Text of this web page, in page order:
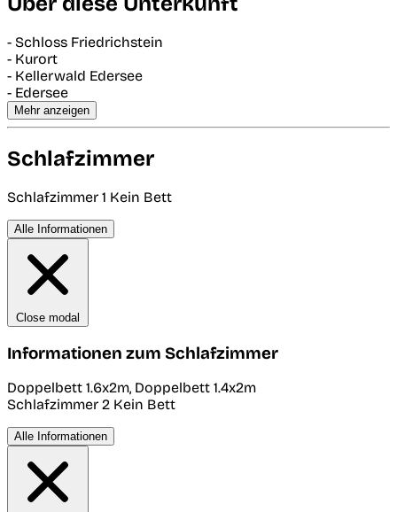
- Schloss Friedrichstein
- Kurort
- Kellerwald Edersee
- Edersee
Mehr anzeigen
Schlafzimmer
Schlafzimmer 1 Kein Bett
Alle Informationen
Close modal
Informationen zum Schlafzimmer
Doppelbett 1.6x2m, Doppelbett 1.4x2m
Schlafzimmer 2 Kein Bett
Alle Informationen